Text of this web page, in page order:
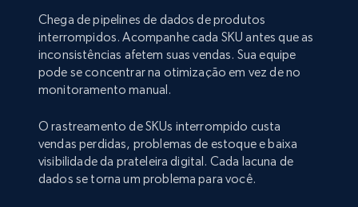
Chega de pipelines de dados de produtos
interrompidos. Acompanhe cada SKU antes que as
inconsistências afetem suas vendas. Sua equipe
pode se concentrar na otimização em vez de no
monitoramento manual.
O rastreamento de SKUs interrompido custa
vendas perdidas, problemas de estoque e baixa
visibilidade da prateleira digital. Cada lacuna de
dados se torna um problema para você.